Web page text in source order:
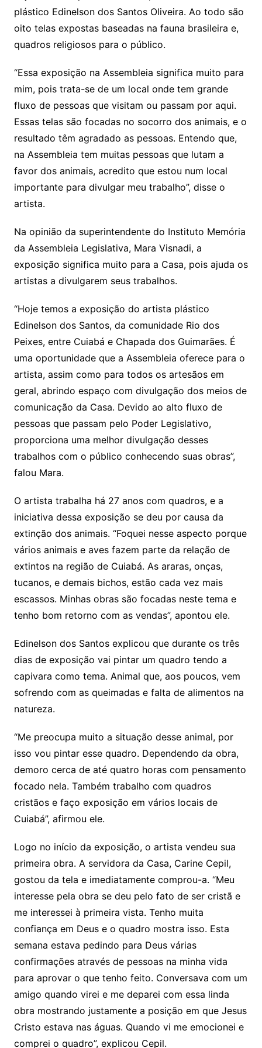
k p
a
s
o
o
m
a
g
e
k.
c
o
e o
M
ai
d
s
plástico Edinelson dos Santos Oliveira. Ao todo são
oito telas expostas baseadas na fauna brasileira e,
quadros religiosos para o público.
“Essa exposição na Assembleia significa muito para
mim, pois trata-se de um local onde tem grande
fluxo de pessoas que visitam ou passam por aqui.
Essas telas são focadas no socorro dos animais, e o
resultado têm agradado as pessoas. Entendo que,
na Assembleia tem muitas pessoas que lutam a
favor dos animais, acredito que estou num local
importante para divulgar meu trabalho”, disse o
artista.
Na opinião da superintendente do Instituto Memória
da Assembleia Legislativa, Mara Visnadi, a
exposição significa muito para a Casa, pois ajuda os
artistas a divulgarem seus trabalhos.
“Hoje temos a exposição do artista plástico
Edinelson dos Santos, da comunidade Rio dos
Peixes, entre Cuiabá e Chapada dos Guimarães. É
uma oportunidade que a Assembleia oferece para o
artista, assim como para todos os artesãos em
geral, abrindo espaço com divulgação dos meios de
comunicação da Casa. Devido ao alto fluxo de
pessoas que passam pelo Poder Legislativo,
proporciona uma melhor divulgação desses
trabalhos com o público conhecendo suas obras”,
falou Mara.
O artista trabalha há 27 anos com quadros, e a
iniciativa dessa exposição se deu por causa da
extinção dos animais. “Foquei nesse aspecto porque
vários animais e aves fazem parte da relação de
extintos na região de Cuiabá. As araras, onças,
tucanos, e demais bichos, estão cada vez mais
escassos. Minhas obras são focadas neste tema e
tenho bom retorno com as vendas”, apontou ele.
Edinelson dos Santos explicou que durante os três
dias de exposição vai pintar um quadro tendo a
capivara como tema. Animal que, aos poucos, vem
sofrendo com as queimadas e falta de alimentos na
natureza.
“Me preocupa muito a situação desse animal, por
isso vou pintar esse quadro. Dependendo da obra,
demoro cerca de até quatro horas com pensamento
focado nela. Também trabalho com quadros
cristãos e faço exposição em vários locais de
Cuiabá”, afirmou ele.
Logo no início da exposição, o artista vendeu sua
primeira obra. A servidora da Casa, Carine Cepil,
gostou da tela e imediatamente comprou-a. “Meu
interesse pela obra se deu pelo fato de ser cristã e
me interessei à primeira vista. Tenho muita
confiança em Deus e o quadro mostra isso. Esta
semana estava pedindo para Deus várias
confirmações através de pessoas na minha vida
para aprovar o que tenho feito. Conversava com um
amigo quando virei e me deparei com essa linda
obra mostrando justamente a posição em que Jesus
Cristo estava nas águas. Quando vi me emocionei e
comprei o quadro”, explicou Cepil.